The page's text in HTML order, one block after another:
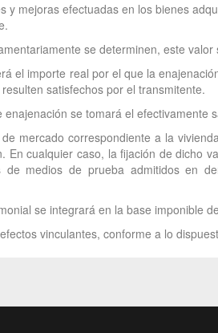
y mejoras efectuadas en los bienes
se determinen, este
el importe real por el que la
satisfechos por el transmitente.
se tomará el
mercado correspondiente a la
En cualquier caso, la fijación de dicho
de medios de prueba admitidos en
se integrará en la base imponible
vinculantes, conforme a lo